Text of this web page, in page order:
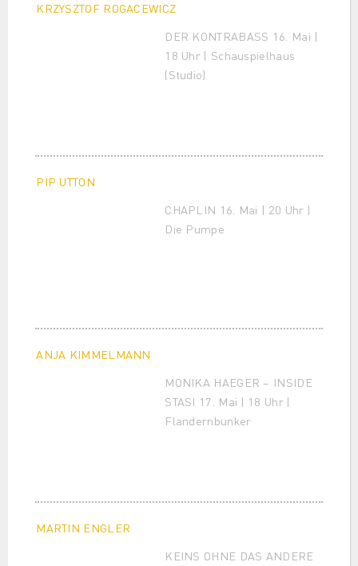
KRZYSZTOF ROGACEWICZ
DER KONTRABASS 16. Mai |
18 Uhr | Schauspielhaus
(Studio)
PIP UTTON
CHAPLIN 16. Mai | 20 Uhr |
Die Pumpe
ANJA KIMMELMANN
MONIKA HAEGER – INSIDE
STASI 17. Mai | 18 Uhr |
Flandernbunker
MARTIN ENGLER
KEINS OHNE DAS ANDERE